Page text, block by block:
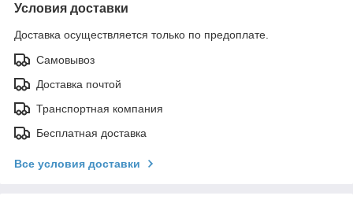
Условия доставки
Доставка осуществляется только по предоплате.
Самовывоз
Доставка почтой
Транспортная компания
Бесплатная доставка
Все условия доставки